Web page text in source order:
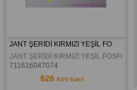
JANT ŞERİDİ KIRMIZI YEŞİL FOSFORLU
JANT ŞERİDİ KIRMIZI YEŞİL FOSFORLU
711616047074
₺26 KDV Dahil